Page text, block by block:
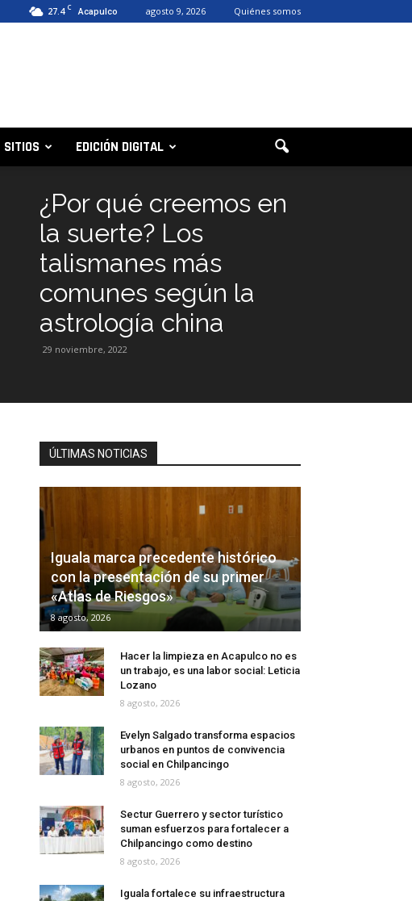
27.4 C Acapulco agosto 9, 2026 Quiénes somos
SITIOS EDICIÓN DIGITAL
¿Por qué creemos en
la suerte? Los
talismanes más
comunes según la
astrología china
29 noviembre, 2022
ÚLTIMAS NOTICIAS
Iguala marca precedente histórico
con la presentación de su primer
«Atlas de Riesgos»
8 agosto, 2026
Hacer la limpieza en Acapulco no es
un trabajo, es una labor social: Leticia
Lozano
8 agosto, 2026
Evelyn Salgado transforma espacios
urbanos en puntos de convivencia
social en Chilpancingo
8 agosto, 2026
Sectur Guerrero y sector turístico
suman esfuerzos para fortalecer a
Chilpancingo como destino
8 agosto, 2026
Iguala fortalece su infraestructura